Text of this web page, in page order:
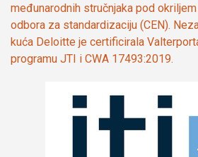
međunarodnih stručnjaka pod
odbora za standardizaciju (CEN).
kuća Deloitte je certificirala
programu JTI i CWA 17493:2019.